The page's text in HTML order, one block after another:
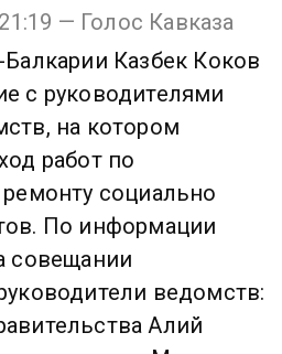
— Голос Кавказа
Казбек Коков
с руководителями
на котором
работ по
социально
По информации
совещании
ведомств:
Алий